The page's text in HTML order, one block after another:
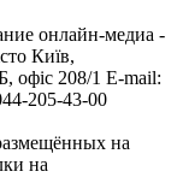
онлайн-медиа -
Київ,
208/1 E-mail:
205-43-00
на
на